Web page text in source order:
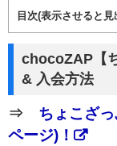
目次(表示させると
chocoZAP【
& 入会方法
⇒ ちょこざ
ページ)！